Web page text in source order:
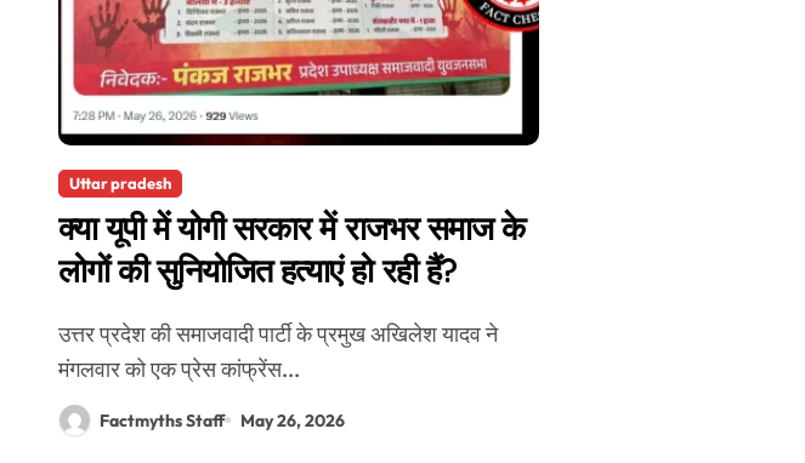
Uttar pradesh
क्या यूपी में योगी सरकार में राजभर समाज के
लोगों की सुनियोजित हत्याएं हो रही हैं?
उत्तर प्रदेश की समाजवादी पार्टी के प्रमुख अखिलेश यादव ने
मंगलवार को एक प्रेस कांफ्रेंस...
Factmyths Staff May 26, 2026